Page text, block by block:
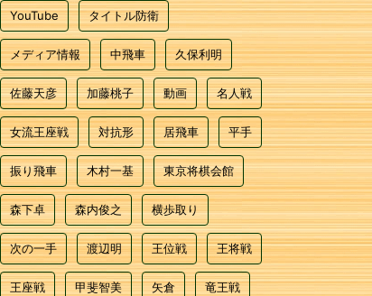
YouTube タイトル防衛
メディア情報 中飛車 久保利明
佐藤天彦 加藤桃子 動画 名人戦
女流王座戦 対抗形 居飛車 平手
振り飛車 木村一基 東京将棋会館
森下卓 森内俊之 横歩取り
次の一手 渡辺明 王位戦 王将戦
王座戦 甲斐智美 矢倉 竜王戦